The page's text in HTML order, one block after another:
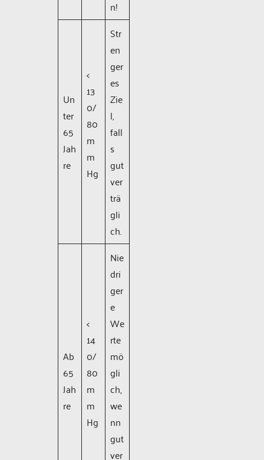
n!
Un
ter
65
Jah
re
<
13
0/
80
m
m
Hg
Str
en
ger
es
Zie
l,
fall
s
gut
ver
trä
gli
ch.
Ab
65
Jah
re
<
14
0/
80
m
m
Hg
Nie
dri
ger
e
We
rte
mö
gli
ch,
we
nn
gut
ver